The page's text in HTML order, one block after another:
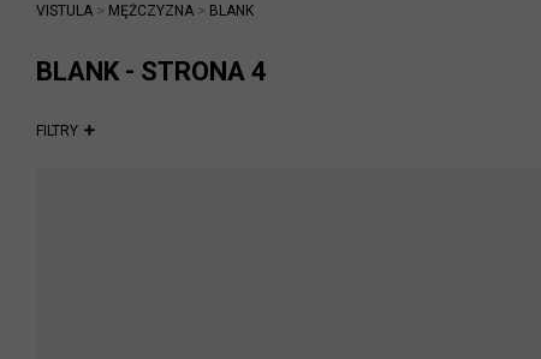
VISTULA > MĘŻCZYZNA > BLANK
BLANK - STRONA 4
FILTRY